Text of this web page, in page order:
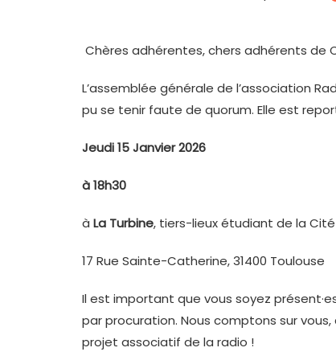
Chères adhérentes, chers adhérents de
L’assemblée générale de l’association
pu se tenir faute de quorum. Elle est
Jeudi 15 Janvier 2026
à 18h30
à La Turbine, tiers-lieux étudiant de la
17 Rue Sainte-Catherine, 31400 Toulouse
Il est important que vous soyez
par procuration. Nous comptons sur
projet associatif de la radio !